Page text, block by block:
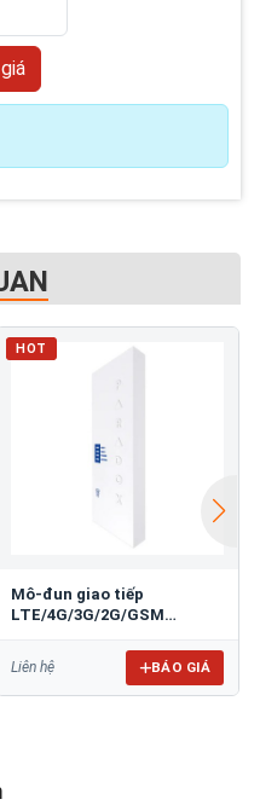
HOT
Mô-đun giao tiếp
LTE/4G/3G/2G/GSM
Liên hệ BÁO GIÁ